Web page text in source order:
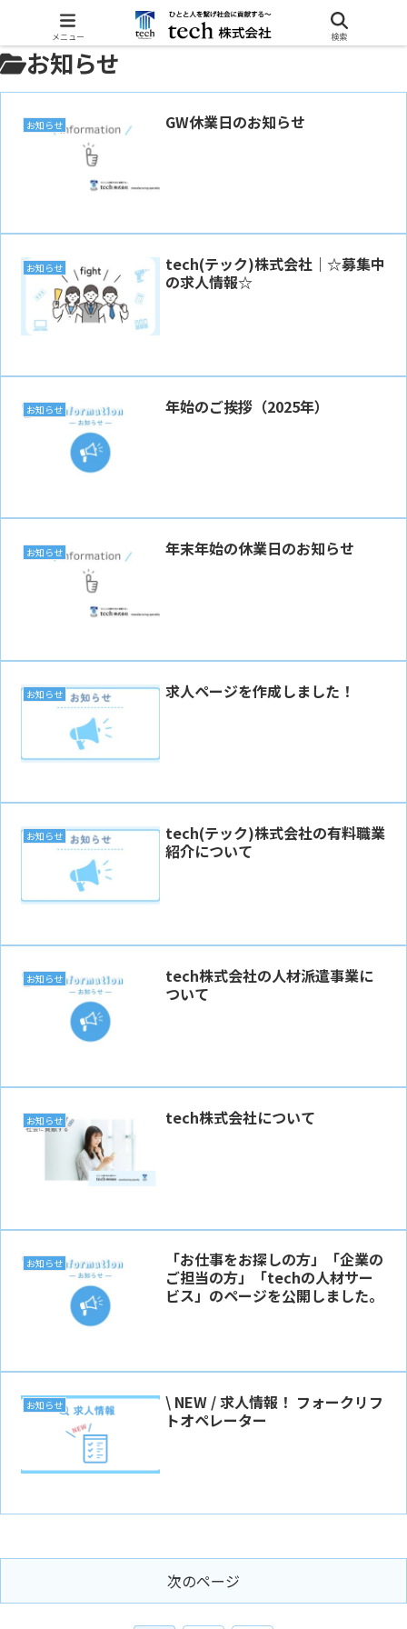
お知らせ
お知らせ
お知らせ GW休業日のお知らせ
お知らせ
tech(テック)株式会社｜☆募集中
の求人情報☆
お知らせ 年始のご挨拶（2025年）
お知らせ 年末年始の休業日のお知らせ
お知らせ 求人ページを作成しました！
お知らせ
tech(テック)株式会社の有料職業
紹介について
お知らせ
tech株式会社の人材派遣事業に
ついて
お知らせ tech株式会社について
お知らせ
「お仕事をお探しの方」「企業の
ご担当の方」「techの人材サー
ビス」のページを公開しました。
お知らせ
\ NEW / 求人情報！ フォークリフ
トオペレーター
次のページ
メニュー 検索